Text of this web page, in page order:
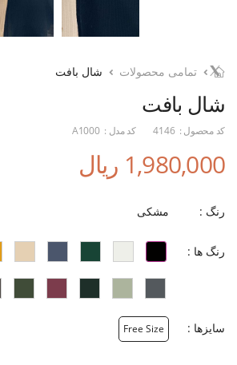
تمامی محصولات شال بافت
شال بافت
کد محصول : 4146 کد مدل : A1000
1,980,000 ریال
رنگ : مشکی
رنگ ها :
سایزها : Free Size